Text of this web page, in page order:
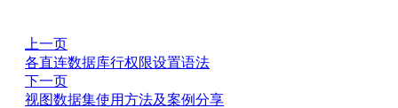
上一页
各直连数据库行权限设置语法
下一页
视图数据集使用方法及案例分享